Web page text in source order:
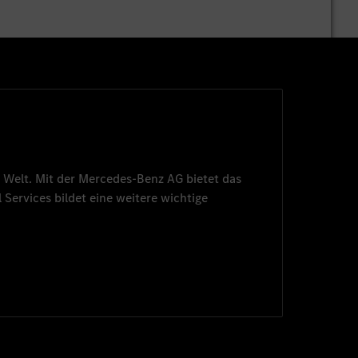
Mit der Mercedes-Benz AG bietet das
Services bildet eine weitere wichtige